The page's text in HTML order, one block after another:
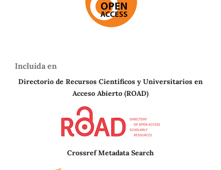
Incluida en
Directorio de Recursos Científicos y Universitarios en
Acceso Abierto (ROAD)
Crossref Metadata Search